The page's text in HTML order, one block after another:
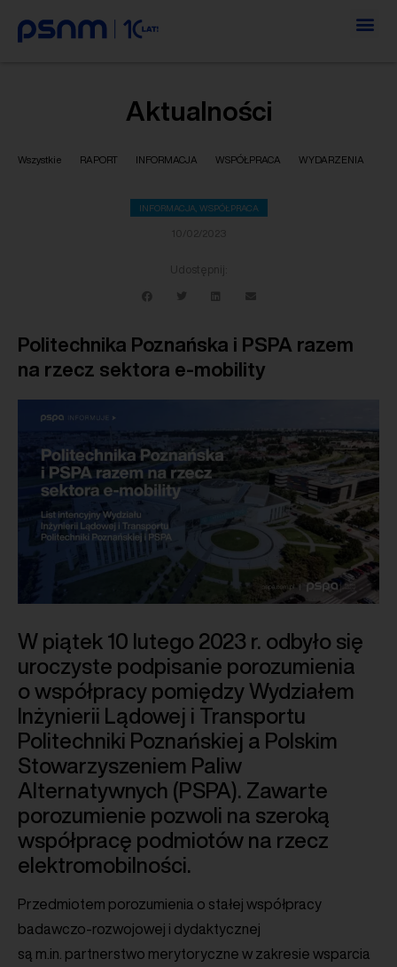
Aktualności
Wszystkie RAPORT INFORMACJA WSPÓŁPRACA WYDARZENIA
INFORMACJA WSPÓŁPRACA
Udostępnij:
Politechnika Poznańska i PSPA razem
na rzecz sektora e-mobility
W piątek 10 lutego 2023 r. odbyło się
uroczyste podpisanie porozumienia
o współpracy pomiędzy Wydziałem
Inżynierii Lądowej i Transportu
Politechniki Poznańskiej a Polskim
Stowarzyszeniem Paliw
Alternatywnych (PSPA). Zawarte
porozumienie pozwoli na szeroką
współpracę podmiotów na rzecz
elektromobilności.
Przedmiotem porozumienia o stałej współpracy
badawczo-rozwojowej i dydaktycznej
są m.in. partnerstwo merytoryczne w zakresie wsparcia